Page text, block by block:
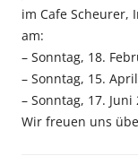
im Cafe Scheurer,
am:
– Sonntag, 18.
– Sonntag, 15.
– Sonntag, 17. Juni
Wir freuen uns